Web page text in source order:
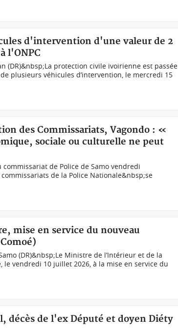
d'intervention d'une valeur de 2
l'ONPC
(DR)&nbsp;La protection civile ivoirienne est passée
plusieurs véhicules d’intervention, le mercredi 15
des Commissariats, Vagondo : «
sociale ou culturelle ne peut
de Police de Samo vendredi
de la Police Nationale&nbsp;se
mise en service du nouveau
(DR)&nbsp;Le Ministre de l’Intérieur et de la
le vendredi 10 juillet 2026, à la mise en service du
décès de l'ex Député et doyen Diéty